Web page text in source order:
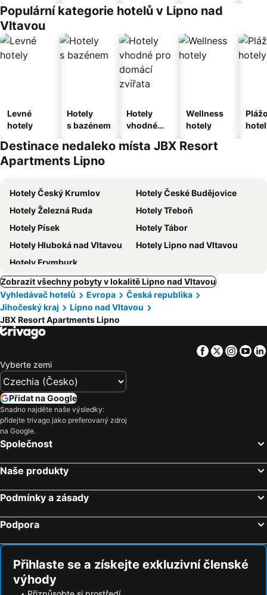
Populární kategorie hotelů v Lipno nad
Vltavou
Levné
hotely
Hotely
s bazénem
Hotely
vhodné
domácí
Wellness
hotely
Destinace nedaleko místa JBX Resort
Apartments Lipno
Hotely Český Krumlov
Hotely České Budějovice
Hotely Železná Ruda
Hotely Třeboň
Hotely Písek
Hotely Tábor
Hotely Hluboká nad Vltavou
Hotely Lipno nad Vltavou
Hotely Frymburk
Zobrazit všechny pobyty v lokalitě Lipno nad Vltavou
Vyhledávač hotelů
Evropa
Česká republika
Jihočeský kraj
Lipno nad Vltavou
JBX Resort Apartments Lipno
Facebook
Twitter
Vyberte zemi
Přidat na Google
Snadno najděte naše výsledky:
přidejte trivago jako preferovaný zdroj
na Google.
Společnost
Naše produkty
Podmínky a zásady
Podpora
Přihlaste se a získejte exkluzivní členské
výhody